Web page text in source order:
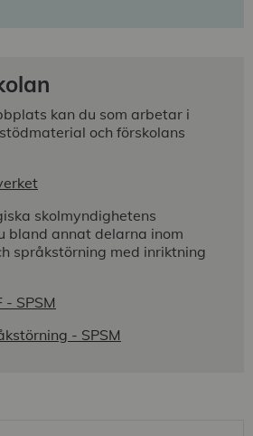
kan du som arbetar i
och förskolans
skolmyndighetens
bland annat delarna inom
språkstörning med inriktning
- SPSM
- SPSM